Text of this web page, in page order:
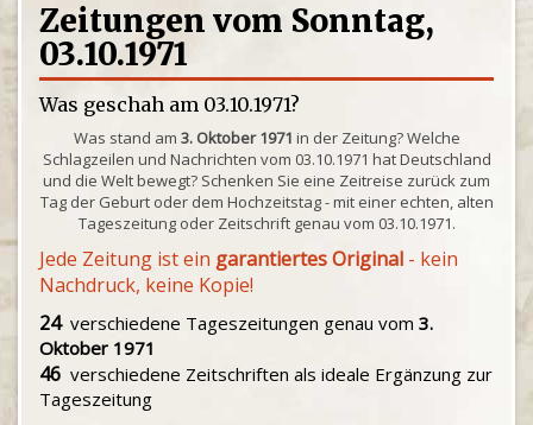
Zeitungen vom Sonntag,
03.10.1971
Was geschah am 03.10.1971?
Was stand am 3. Oktober 1971 in der Zeitung? Welche
Schlagzeilen und Nachrichten vom 03.10.1971 hat Deutschland
und die Welt bewegt? Schenken Sie eine Zeitreise zurück zum
Tag der Geburt oder dem Hochzeitstag - mit einer echten, alten
Tageszeitung oder Zeitschrift genau vom 03.10.1971.
Jede Zeitung ist ein garantiertes Original - kein
Nachdruck, keine Kopie!
24verschiedene Tageszeitungen genau vom 3.
Oktober 1971
46 verschiedene Zeitschriften als ideale Ergänzung zur
Tageszeitung